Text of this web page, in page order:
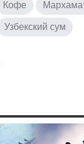
Кофе
Узбекский сум